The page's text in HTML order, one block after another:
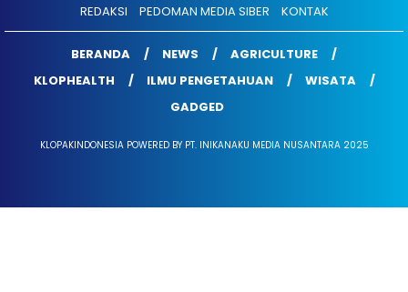
REDAKSI
PEDOMAN MEDIA SIBER KONTAK
BERANDA NEWS
AGRICULTURE
KLOPHEALTH
ILMU PENGETAHUAN
WISATA
GADGED
KLOPAKINDONESIA POWERED BY PT. INIKANAKU MEDIA NUSANTARA 2025